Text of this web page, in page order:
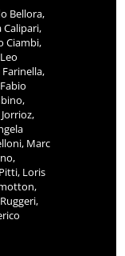
Bellora,
Ciambi,
Marc
Loris